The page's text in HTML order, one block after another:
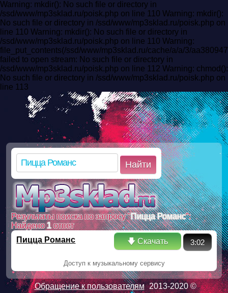
Warning: mkdir(): No such file or directory in
/ssd/www/mp3sklad.ru/poisk.php on line 110 Warning: mkdir():
No such file or directory in /ssd/www/mp3sklad.ru/poisk.php on
line 110 Warning: mkdir(): No such file or directory in
/ssd/www/mp3sklad.ru/poisk.php on line 110 Warning:
file_put_contents(/ssd/www/mp3sklad.ru/cache/a/a/3/
failed to open stream: No such file or directory in
/ssd/www/mp3sklad.ru/poisk.php on line 112 Warning: chmod():
No such file or directory in /ssd/www/mp3sklad.ru/poisk.php on
line 113
Найти
Результаты поиска по запросу "Пицца Романс":
Найдено1ответ
Пицца Романс
🡇 Скачать 3:02
Доступ к музыкальному сервису
Обращение к пользователям 2013-2020 ©